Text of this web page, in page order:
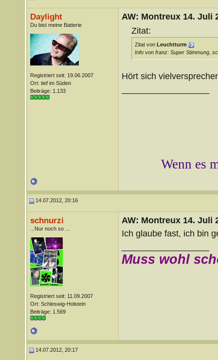
Daylight
Du bist meine Batterie
Registriert seit: 19.06.2007
Ort: tief im Süden
Beiträge: 1.133
AW: Montreux 14. Juli
Zitat:
Zitat von Leuchtturm
Info von franz: Super Stimmung,
Hört sich
Wenn es
14.07.2012, 20:16
schnurzi
...Nur noch so ...
Registriert seit: 11.09.2007
Ort: Schleswig-Holstein
Beiträge: 1.569
AW: Montreux 14. Juli
Ich glaube fast, ich bin
Muss wohl
14.07.2012, 20:17